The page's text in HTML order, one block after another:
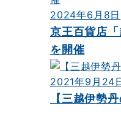
2024年6月8日
京王百貨店
を開催
2021年9月24
【三越伊勢